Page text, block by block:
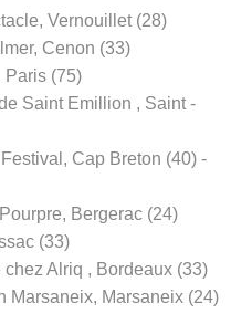
Vernouillet (28)
Cenon (33)
Paris (75)
Saint Emillion , Saint -
Cap Breton (40) -
Bergerac (24)
(33)
Alriq , Bordeaux (33)
Marsaneix, Marsaneix (24)